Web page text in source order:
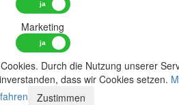
Marketing
Durch die Nutzung unserer
dass wir Cookies setzen.
Zustimmen